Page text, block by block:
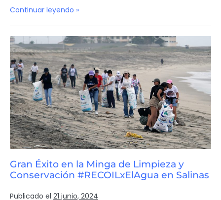
Continuar leyendo »
Gran Éxito en la Minga de Limpieza y
Conservación #RECOILxElAgua en Salinas
Publicado el 21 junio, 2024